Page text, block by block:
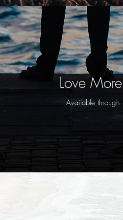
Love
Available through